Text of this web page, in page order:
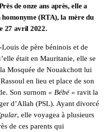
de onze ans après, elle a
homonyme (RTA), la mère du
27 avril 2022.
de père béninois et de
était en Mauritanie, elle se
Mosquée de Nouakchott lui
en lieu et place de son
Son surnom « Bébé » ravit la
d’Allah (PSL). Ayant divorcé
, elle voyagea à plusieurs
de ces parents qui